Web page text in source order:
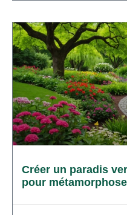
Créer un paradis
pour